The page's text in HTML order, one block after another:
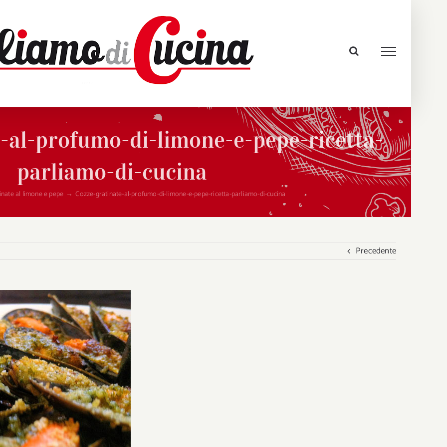
al-profumo-di-limone-e-pepe-ricetta-
parliamo-di-cucina
al limone e pepe → Cozze-gratinate-al-profumo-di-limone-e-pepe-ricetta-parliamo-di-cucina
Precedente